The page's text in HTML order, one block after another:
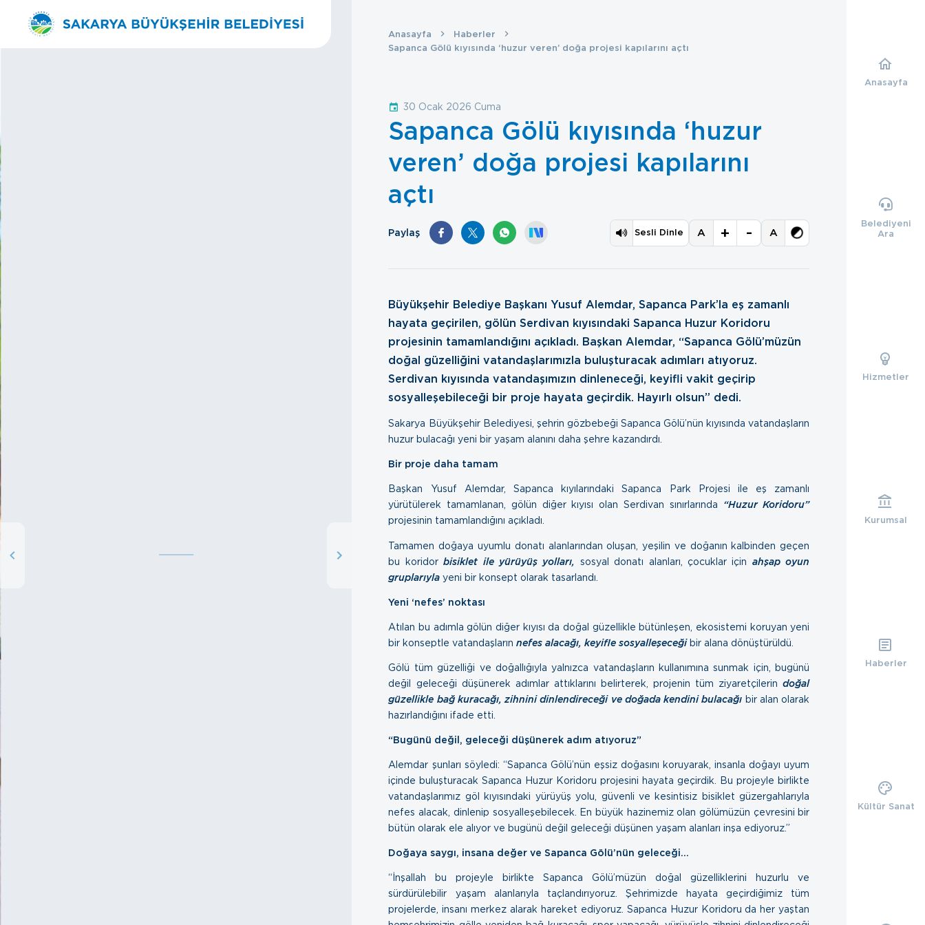
Anasayfa
Haberler
Sapanca Gölü kıyısında ‘huzur veren’ doğa projesi kapılarını açtı
30 Ocak 2026 Cuma
Sapanca Gölü kıyısında ‘huzur
veren’ doğa projesi kapılarını
açtı
Paylaş Sesli Dinle A + - A
Büyükşehir Belediye Başkanı Yusuf Alemdar, Sapanca Park’la eş zamanlı
hayata geçirilen, gölün Serdivan kıyısındaki Sapanca Huzur Koridoru
projesinin tamamlandığını açıkladı. Başkan Alemdar, “Sapanca Gölü’müzün
doğal güzelliğini vatandaşlarımızla buluşturacak adımları atıyoruz.
Serdivan kıyısında vatandaşımızın dinleneceği, keyifli vakit geçirip
sosyalleşebileceği bir proje hayata geçirdik. Hayırlı olsun” dedi.
Sakarya Büyükşehir Belediyesi, şehrin gözbebeği Sapanca Gölü’nün kıyısında vatandaşların
huzur bulacağı yeni bir yaşam alanını daha şehre kazandırdı.
Bir proje daha tamam
Başkan Yusuf Alemdar, Sapanca kıyılarındaki Sapanca Park Projesi ile eş zamanlı
yürütülerek tamamlanan, gölün diğer kıyısı olan Serdivan sınırlarında “Huzur Koridoru”
projesinin tamamlandığını açıkladı.
Tamamen doğaya uyumlu donatı alanlarından oluşan, yeşilin ve doğanın kalbinden geçen
bu koridorbisiklet ile yürüyüş yolları, sosyal donatı alanları, çocuklar için ahşap oyun
gruplarıyla yeni bir konsept olarak tasarlandı.
Yeni ‘nefes’ noktası
Atılan bu adımla gölün diğer kıyısı da doğal güzellikle bütünleşen, ekosistemi koruyan yeni
bir konseptle vatandaşlarınnefes alacağı, keyifle sosyalleşeceğibir alana dönüştürüldü.
Gölü tüm güzelliği ve doğallığıyla yalnızca vatandaşların kullanımına sunmak için, bugünü
değil geleceği düşünerek adımlar attıklarını belirterek, projenin tüm ziyaretçilerindoğal
güzellikle bağ kuracağı, zihnini dinlendireceği ve doğada kendini bulacağı bir alan olarak
hazırlandığını ifade etti.
“Bugünü değil, geleceği düşünerek adım atıyoruz”
Alemdar şunları söyledi: “Sapanca Gölü’nün eşsiz doğasını koruyarak, insanla doğayı uyum
içinde buluşturacak Sapanca Huzur Koridoru projesini hayata geçirdik. Bu projeyle birlikte
vatandaşlarımız göl kıyısındaki yürüyüş yolu, güvenli ve kesintisiz bisiklet güzergahlarıyla
nefes alacak, dinlenip sosyalleşebilecek. En büyük hazinemiz olan gölümüzün çevresini bir
bütün olarak ele alıyor ve bugünü değil geleceği düşünen yaşam alanları inşa ediyoruz.”
Doğaya saygı, insana değer ve Sapanca Gölü’nün geleceği…
“İnşallah bu projeyle birlikte Sapanca Gölü’müzün doğal güzelliklerini huzurlu ve
sürdürülebilir yaşam alanlarıyla taçlandırıyoruz. Şehrimizde hayata geçirdiğimiz tüm
projelerde, insanı merkez alarak hareket ediyoruz. Sapanca Huzur Koridoru da her yaştan
Anasayfa
Belediyeni
Ara
Hizmetler
Kurumsal
Haberler
Kültür Sanat